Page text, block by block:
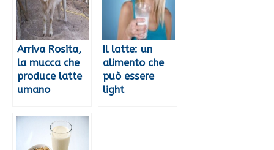
Arriva Rosita,
la mucca che
produce latte
umano
Il latte: un
alimento che
può essere
light